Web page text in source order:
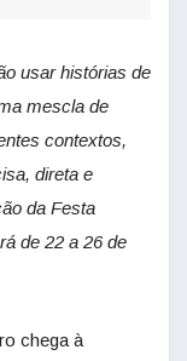
usar histórias de
mescla de
contextos,
direta e
da Festa
de 22 a 26 de
chega à